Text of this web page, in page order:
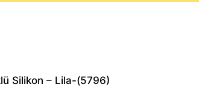
Silikon – Lila-(5796)